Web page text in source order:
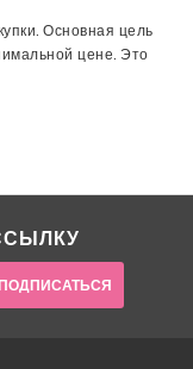
Основная цель
цене. Это